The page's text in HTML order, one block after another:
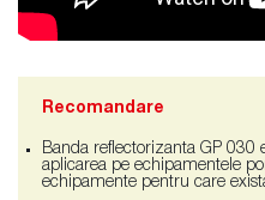
Recomandare
Banda reflectorizanta GP 030
aplicarea pe echipamentele
echipamente pentru care